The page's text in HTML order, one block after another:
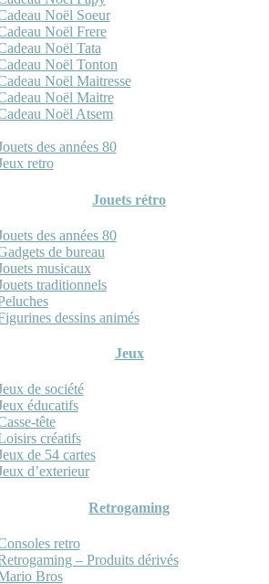
Noël Soeur
Noël Frere
Noël Tata
Noël Tonton
Noël Maitresse
Noël Maitre
Noël Atsem
des années 80
retro
Jouets rétro
des années 80
de bureau
musicaux
traditionnels
dessins animés
Jeux
de société
éducatifs
tête
créatifs
de 54 cartes
d’exterieur
Retrogaming
retro
– Produits dérivés
Bros